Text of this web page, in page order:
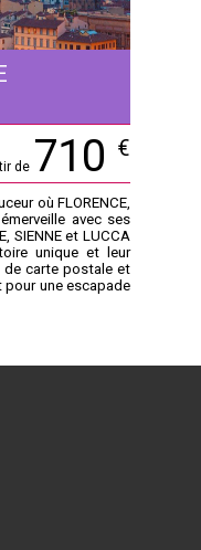
de 710 €
où FLORENCE,
avec ses
SIENNE et LUCCA
unique et leur
de carte postale et
une escapade